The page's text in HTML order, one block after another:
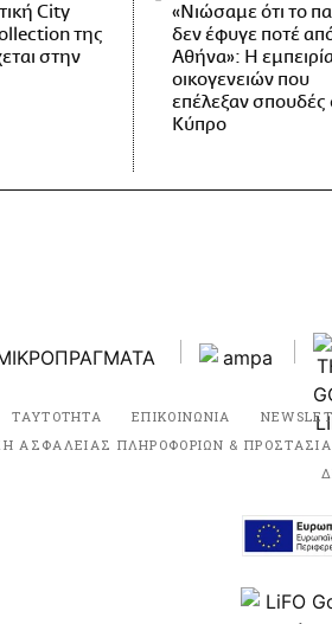
City
της
στην
«Νιώσαμε ότι το
δεν έφυγε ποτέ
Αθήνα»: Η
οικογενειών που
επέλεξαν σπουδές
Κύπρο
ΤΑΥΤΟΤΗΤΑ ΕΠΙΚΟΙΝΩΝΙΑ
ΑΣΦΑΛΕΙΑΣ ΠΛΗΡΟΦΟΡΙΩΝ &